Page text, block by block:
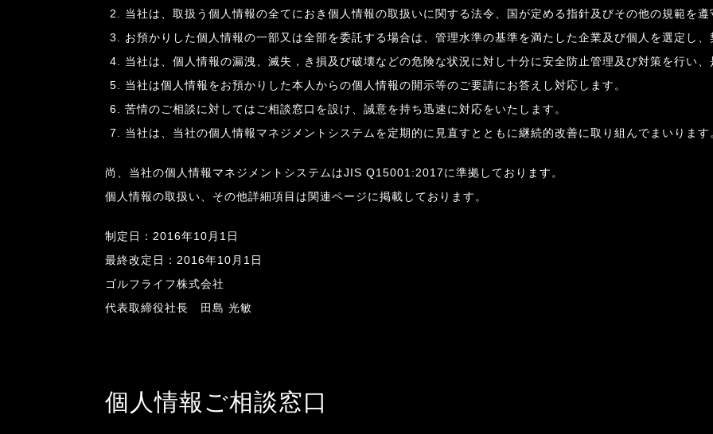
当社は、取扱う個人情報の全てにおき個人情報の取扱いに関する法令、国が定める指針及びその他の規範を
お預かりした個人情報の一部又は全部を委託する場合は、管理水準の基準を満たした企業及び個人を選定し
当社は、個人情報の漏洩、滅失，き損及び破壊などの危険な状況に対し十分に安全防止管理及び対策を行い
当社は個人情報をお預かりした本人からの個人情報の開示等のご要請にお答えし対応します。
苦情のご相談に対してはご相談窓口を設け、誠意を持ち迅速に対応をいたします。
当社は、当社の個人情報マネジメントシステムを定期的に見直すとともに継続的改善に取り組んでまいります
尚、当社の個人情報マネジメントシステムはJIS Q15001:2017に準拠しております。
個人情報の取扱い、その他詳細項目は関連ページに掲載しております。
制定日：2016年10月1日
最終改定日：2016年10月1日
ゴルフライフ株式会社
代表取締役社長 田島 光敏
個人情報ご相談窓口